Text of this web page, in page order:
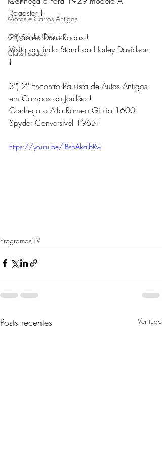
Motos e Carros Antigos
Amigos da Quarta
Classificados
Roadster !
2ª) Salão Duas Rodas !
Visita ao lindo Stand da Harley Davidson
!
3ª) 2º Encontro Paulista de Autos Antigos
em Campos do Jordão !
Conheça o Alfa Romeo Giulia 1600
Spyder Conversivel 1965 !
https://youtu.be/lBsbAkalbRw
Programas TV
Posts recentes Ver tudo